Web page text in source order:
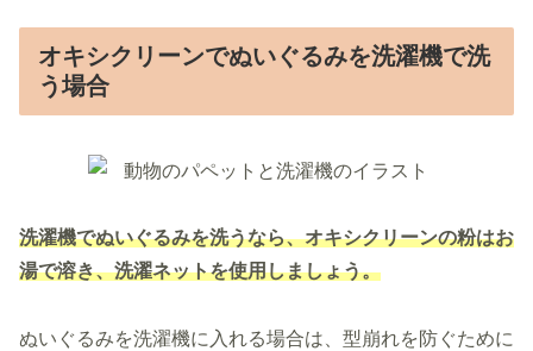
オキシクリーンでぬいぐるみを洗濯機で洗
う場合
洗濯機でぬいぐるみを洗うなら、オキシクリーンの粉はお
湯で溶き、洗濯ネットを使用しましょう。
ぬいぐるみを洗濯機に入れる場合は、型崩れを防ぐために